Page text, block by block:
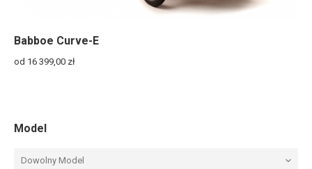
Babboe Curve-E
od 16 399,00 zł
Model
Dowolny Model